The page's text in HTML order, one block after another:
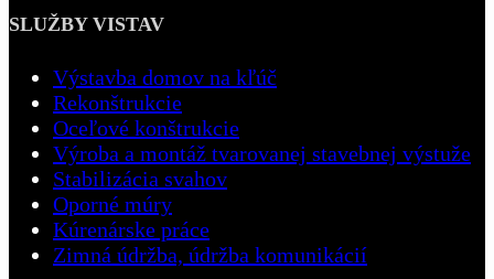
SLUŽBY VISTAV
Výstavba domov na kľúč
Rekonštrukcie
Oceľové konštrukcie
Výroba a montáž tvarovanej stavebnej výstuže
Stabilizácia svahov
Oporné múry
Kúrenárske práce
Zimná údržba, údržba komunikácií